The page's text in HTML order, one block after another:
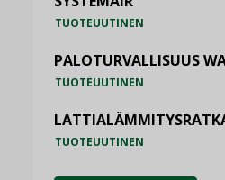
TUOTEUUTINEN
PALOTURVALLISUUS
TUOTEUUTINEN
TUOTEUUTINEN